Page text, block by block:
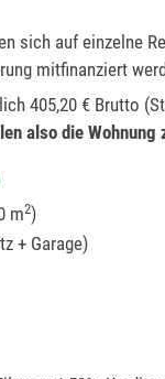
sich auf einzelne
mitfinanziert
405,20 € Brutto
also die
m2)
+ Garage)